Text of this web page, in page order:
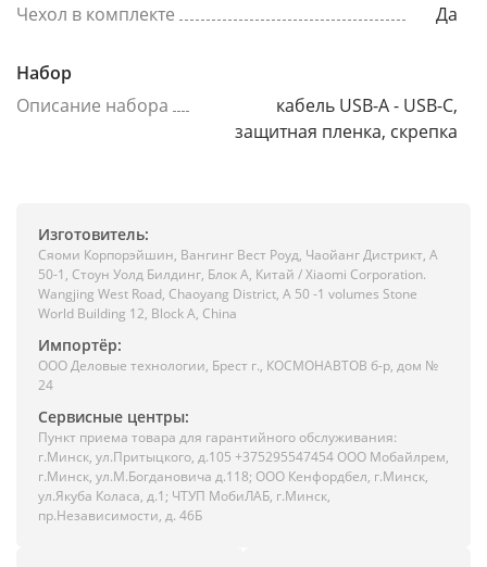
Чехол в комплекте
Да
Набор
Описание набора
кабель USB-A - USB-C,
защитная пленка, скрепка
Изготовитель:
Сяоми Корпорэйшин, Вангинг Вест Роуд, Чаойанг Дистрикт, А
50-1, Стоун Уолд Билдинг, Блок А, Китай / Xiaomi Corporation.
Wangjing West Road, Chaoyang District, A 50 -1 volumes Stone
World Building 12, Block A, China
Импортёр:
ООО Деловые технологии, Брест г., КОСМОНАВТОВ б-р, дом №
24
Сервисные центры:
Пункт приема товара для гарантийного обслуживания:
г.Минск, ул.Притыцкого, д.105 +375295547454 ООО Мобайлрем,
г.Минск, ул.М.Богдановича д.118; ООО Кенфордбел, г.Минск,
ул.Якуба Коласа, д.1; ЧТУП МобиЛАБ, г.Минск,
пр.Независимости, д. 46Б